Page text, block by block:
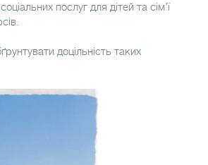
послуг для дітей та сім’ї
доцільність таких